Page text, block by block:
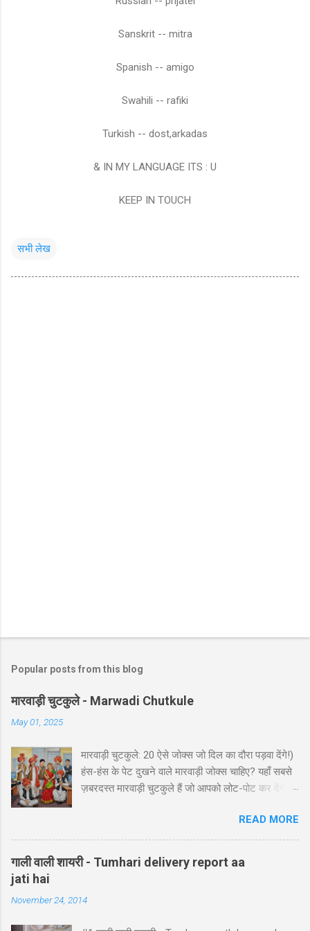
Sanskrit -- mitra
Spanish -- amigo
Swahili -- rafiki
Turkish -- dost,arkadas
& IN MY LANGUAGE ITS : U
KEEP IN TOUCH
सभी लेख
Popular posts from this blog
मारवाड़ी चुटकुले - Marwadi Chutkule
May 01, 2025
मारवाड़ी चुटकुले: 20 ऐसे जोक्स जो दिल का दौरा पड़वा देंगे!)
हंस-हंस के पेट दुखने वाले मारवाड़ी जोक्स चाहिए? यहाँ सबसे
ज़बरदस्त मारवाड़ी चुटकुले हैं जो आपको लोट-पोट कर देंगे! ⚡
पढ़ते ही हंसी नहीं रोक पाएंगे आप! 🤪 😂 मारवाड़ी हंसी के
धमाकेदार जोक्स 💥 "एक मारवाड़ी ने अपनी बीवी को गिफ्ट में
डायमंड रिंग दी। बीवी खुश होकर बोली: 'ये तो असली लगती
है!' मारवाड़ी: 'हां प्रिये, बिल्कुल असली... दुकानदार ने मुझे
इन चाइना'* 😂" Copy "मारवाड़ी बेटा: पापा! मैंने ₹10,000
READ MORE
गाली वाली शायरी - Tumhari delivery report aa
jati hai
November 24, 2014